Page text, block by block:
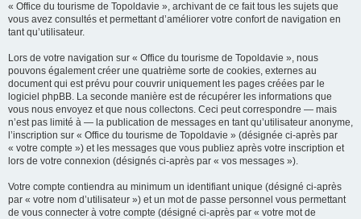
« Office du tourisme de Topoldavie », archivant de ce fait tous les sujets que
vous avez consultés et permettant d’améliorer votre confort de navigation en
tant qu’utilisateur.
Lors de votre navigation sur « Office du tourisme de Topoldavie », nous
pouvons également créer une quatrième sorte de cookies, externes au
document qui est prévu pour couvrir uniquement les pages créées par le
logiciel phpBB. La seconde manière est de récupérer les informations que
vous nous envoyez et que nous collectons. Ceci peut correspondre — mais
n’est pas limité à — la publication de messages en tant qu’utilisateur anonyme,
l’inscription sur « Office du tourisme de Topoldavie » (désignée ci-après par
« votre compte ») et les messages que vous publiez après votre inscription et
lors de votre connexion (désignés ci-après par « vos messages »).
Votre compte contiendra au minimum un identifiant unique (désigné ci-après
par « votre nom d’utilisateur ») et un mot de passe personnel vous permettant
de vous connecter à votre compte (désigné ci-après par « votre mot de